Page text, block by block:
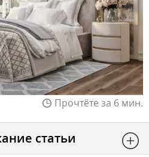
Прочтёте за 6 мин.
статьи